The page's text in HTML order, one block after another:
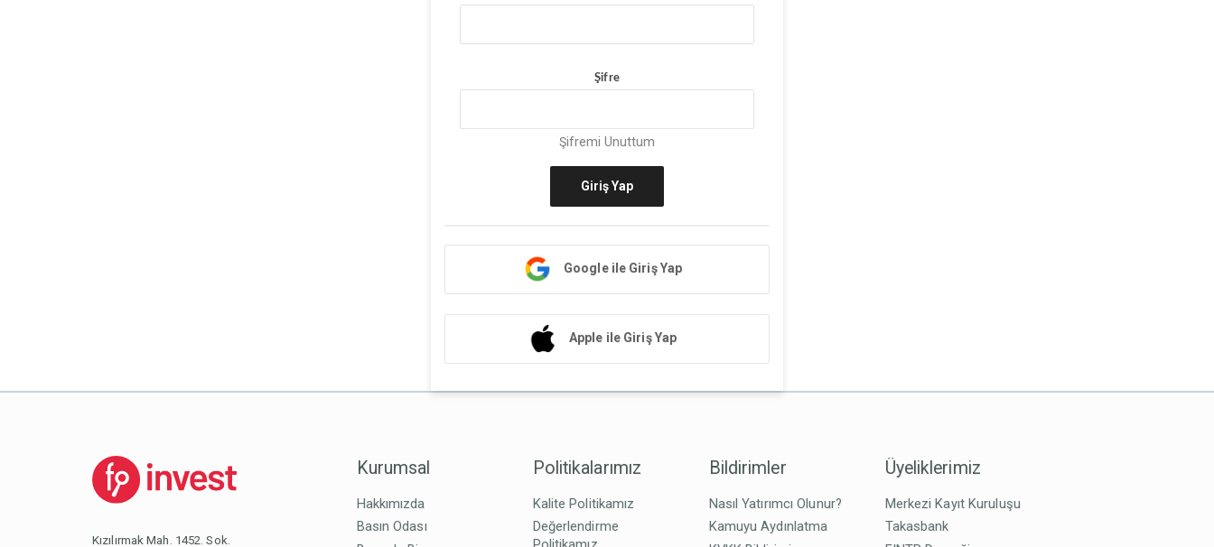
Şifre
Şifremi Unuttum
Giriş Yap
Google ile Giriş Yap
Apple ile Giriş Yap
Kızılırmak Mah. 1452. Sok.
Kurumsal
Hakkımızda
Basın Odası
Politikalarımız
Kalite Politikamız
Değerlendirme
Bildirimler
Nasıl Yatırımcı Olunur?
Kamuyu Aydınlatma
Üyeliklerimiz
Merkezi Kayıt Kuruluşu
Takasbank